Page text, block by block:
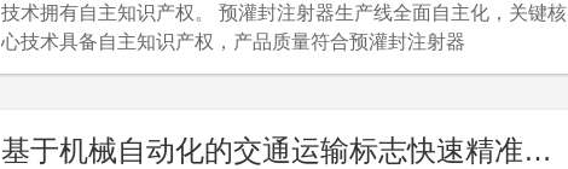
技术拥有自主知识产权。 预灌封注射器生产线全面自主化，关键核
心技术具备自主知识产权，产品质量符合预灌封注射器
YBB00112004-2015&nbsp;需达到效果：预灌封注射器产品从原辅
自主化，形成大规模生产供应能力，单支平均成本控制在3元以基于机械自动化的交通运输标志快速精准成型技术的研发